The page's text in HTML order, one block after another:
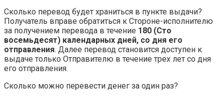
Сколько перевод будет храниться в пункте выдачи?
Получатель вправе обратиться к Стороне-исполнителю
за получением перевода в течение 180 (Сто
восемьдесят) календарных дней, со дня его
отправления. Далее перевод становится доступен к
выдаче только Отправителю в течение трех лет со дня
его отправления.
Сколько можно перевести денег за один раз?